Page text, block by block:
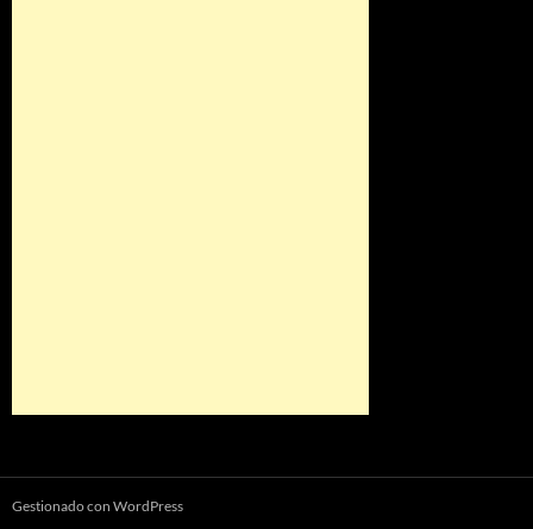
Gestionado con WordPress